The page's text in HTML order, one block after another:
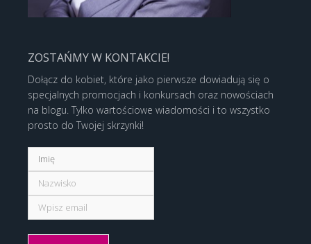
ZOSTAŃMY W KONTAKCIE!
Dołącz do kobiet, które jako pierwsze dowiadują się o
specjalnych promocjach i konkursach oraz nowościach
na blogu. Tylko wartościowe wiadomości i to wszystko
prosto do Twojej skrzynki!